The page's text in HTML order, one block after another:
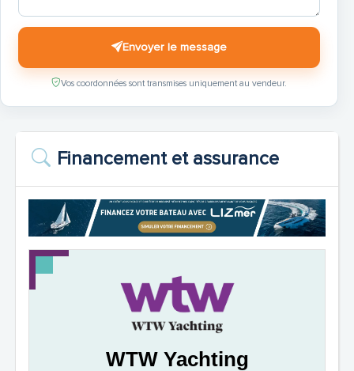
Envoyer le message
Vos coordonnées sont transmises uniquement au vendeur.
Financement et assurance
WTW Yachting